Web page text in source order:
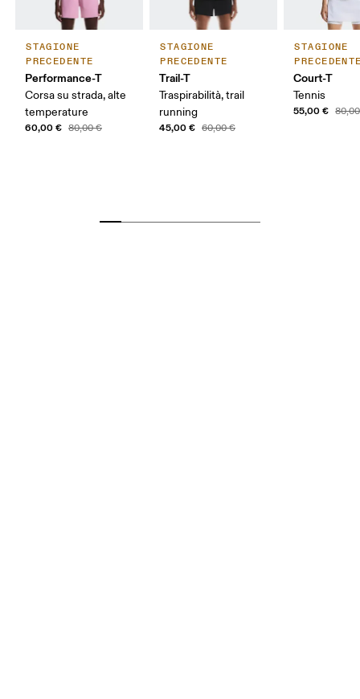
STAGIONE
PRECEDENTE
Performance-T
Corsa su strada, alte
temperature
60,00 € 80,00 €
STAGIONE
PRECEDENTE
Trail-T
Traspirabilità, trail
running
45,00 € 60,00 €
STAGIONE
Court-T
Tennis
55,00 €